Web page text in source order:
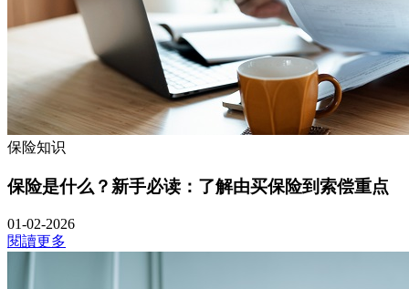
保险知识
保险是什么？新手必读：了解由买保险到索偿重点
01-02-2026
閱讀更多